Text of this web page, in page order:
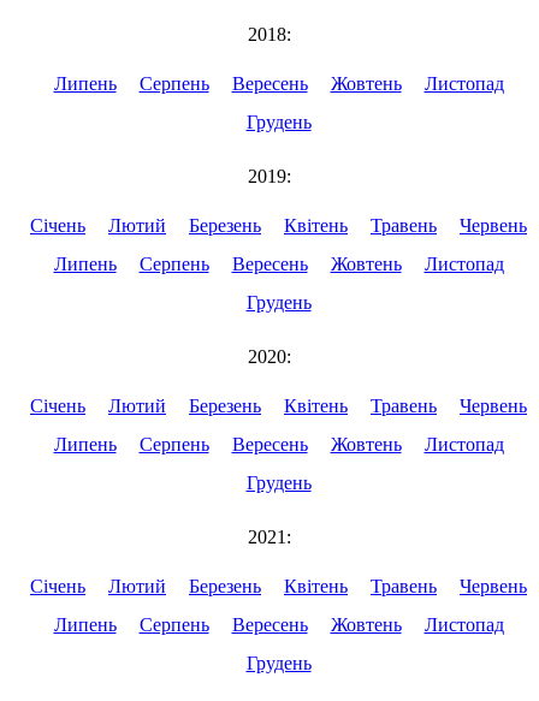
2018:
Липень Серпень Вересень Жовтень
Листопад
Грудень
2019:
Січень Лютий Березень Квітень Травень
Червень
Липень
Серпень Вересень Жовтень
Листопад
Грудень
2020:
Січень Лютий Березень Квітень Травень
Червень
Липень
Серпень Вересень Жовтень
Листопад
Грудень
2021:
Січень Лютий Березень Квітень Травень
Червень
Липень
Серпень Вересень Жовтень
Листопад
Грудень